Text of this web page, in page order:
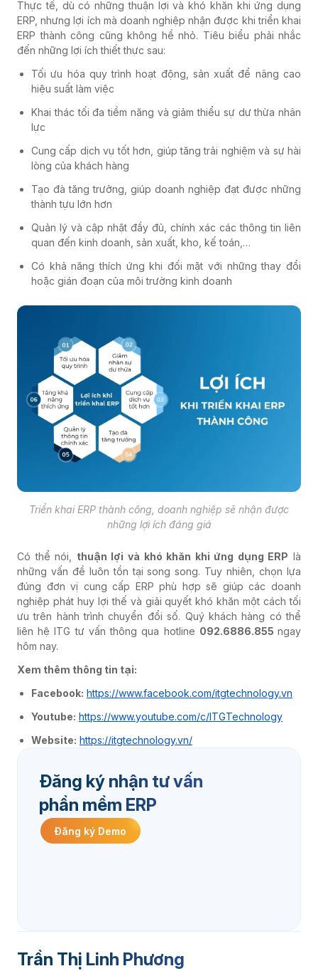
Thực tế, dù có những thuận lợi và khó khăn khi ứng dụng
ERP, nhưng lợi ích mà doanh nghiệp nhận được khi triển khai
ERP thành công cũng không hề nhỏ. Tiêu biểu phải nhắc
đến những lợi ích thiết thực sau:
Tối ưu hóa quy trình hoạt động, sản xuất để nâng cao
hiệu suất làm việc
Khai thác tối đa tiềm năng và giảm thiểu sự dư thừa nhân
lực
Cung cấp dịch vụ tốt hơn, giúp tăng trải nghiệm và sự hài
lòng của khách hàng
Tạo đà tăng trưởng, giúp doanh nghiệp đạt được những
thành tựu lớn hơn
Quản lý và cập nhật đầy đủ, chính xác các thông tin liên
quan đến kinh doanh, sản xuất, kho, kế toán,…
Có khả năng thích ứng khi đối mặt với những thay đổi
hoặc gián đoạn của môi trường kinh doanh
Triển khai ERP thành công, doanh nghiệp sẽ nhận được
những lợi ích đáng giá
Có thể nói, thuận lợi và khó khăn khi ứng dụng ERP là
những vấn đề luôn tồn tại song song. Tuy nhiên, chọn lựa
đúng đơn vị cung cấp ERP phù hợp sẽ giúp các doanh
nghiệp phát huy lợi thế và giải quyết khó khăn một cách tối
ưu trên hành trình chuyển đổi số. Quý khách hàng có thể
liên hệ ITG tư vấn thông qua hotline 092.6886.855ngay
hôm nay.
Xem thêm thông tin tại:
Facebook: https://www.facebook.com/itgtechnology.vn
Youtube: https://www.youtube.com/c/ITGTechnology
Website: https://itgtechnology.vn/
Đăng ký nhận tư vấn
phần mềm ERP
Đăng ký Demo
Trần Thị Linh Phương